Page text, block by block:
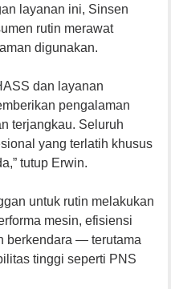
layanan ini, Sinsen
rutin merawat
digunakan.
dan layanan
pengalaman
terjangkau. Seluruh
yang terlatih khusus
tutup Erwin.
untuk rutin melakukan
mesin, efisiensi
berkendara — terutama
tinggi seperti PNS